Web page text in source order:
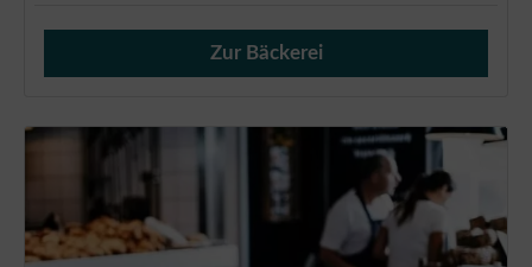
Verkauf von Brötchen,
Zur Bäckerei